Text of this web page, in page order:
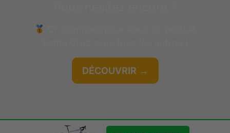
DÉCOUVRIR →